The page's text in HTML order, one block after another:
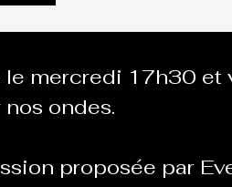
Politique del païs
le mercredi 17h30
ondes.
proposée par